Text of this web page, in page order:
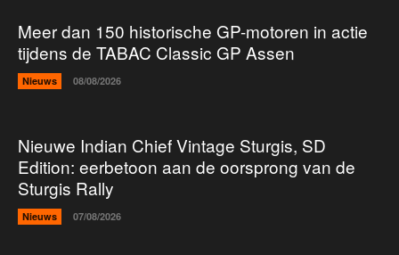
Meer dan 150 historische GP-motoren in actie
tijdens de TABAC Classic GP Assen
Nieuws 08/08/2026
Nieuwe Indian Chief Vintage Sturgis, SD
Edition: eerbetoon aan de oorsprong van de
Sturgis Rally
Nieuws 07/08/2026